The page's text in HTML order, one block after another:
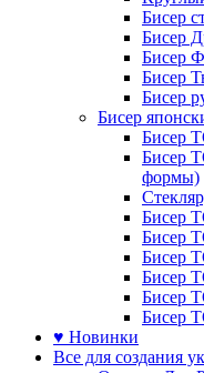
Бисер
Бисер
Бисер
Бисер
Бисер
Бисер
Бисер
Бисер
формы)
Бисер
Бисер
Бисер
Бисер
Бисер
Бисер
♥ Новинки
Все для создания